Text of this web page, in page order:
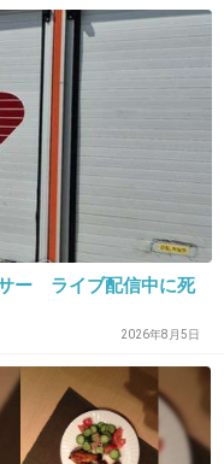
ゅの
分ガ
いるたきゃりーぱみゅぱみゅ
（28）。昨年週刊誌で
していなかったが、8月12日
USJデートを目撃者に盗撮さ
の「お年寄りと子供に凄く優
で、彼氏持ちのきゃりーに
チを仕掛けている男がいる
ー ライブ配信中に死
2026年8月5日